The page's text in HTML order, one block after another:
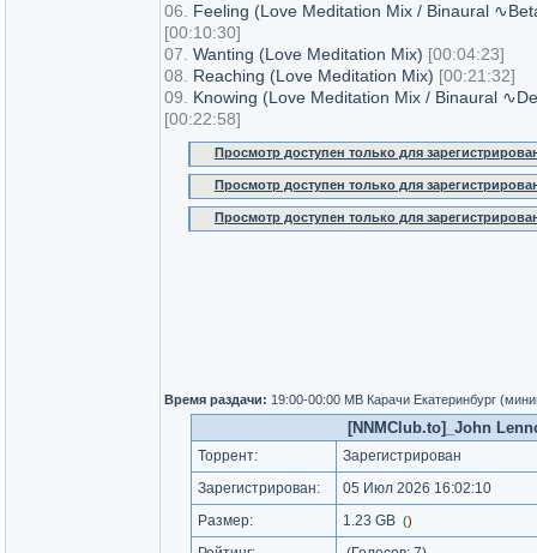
06.
Feeling (Love Meditation Mix / Binaural
[00:10:30]
07. Wanting (Love Meditation Mix) [00:04:23]
08.
Reaching (Love Meditation Mix) [00:21:32]
09.
Knowing (Love Meditation Mix / Binaural
[00:22:58]
Просмотр доступен только для
Просмотр доступен только для
Просмотр доступен только для
Время раздачи: 19:00-00:00 МВ Карачи Екатеринбург
[NNMClub.to]_John
Торрент:
Зарегистрирован
Зарегистрирован:
05 Июл 2026 16:02:10
Размер:
1.23 GB ()